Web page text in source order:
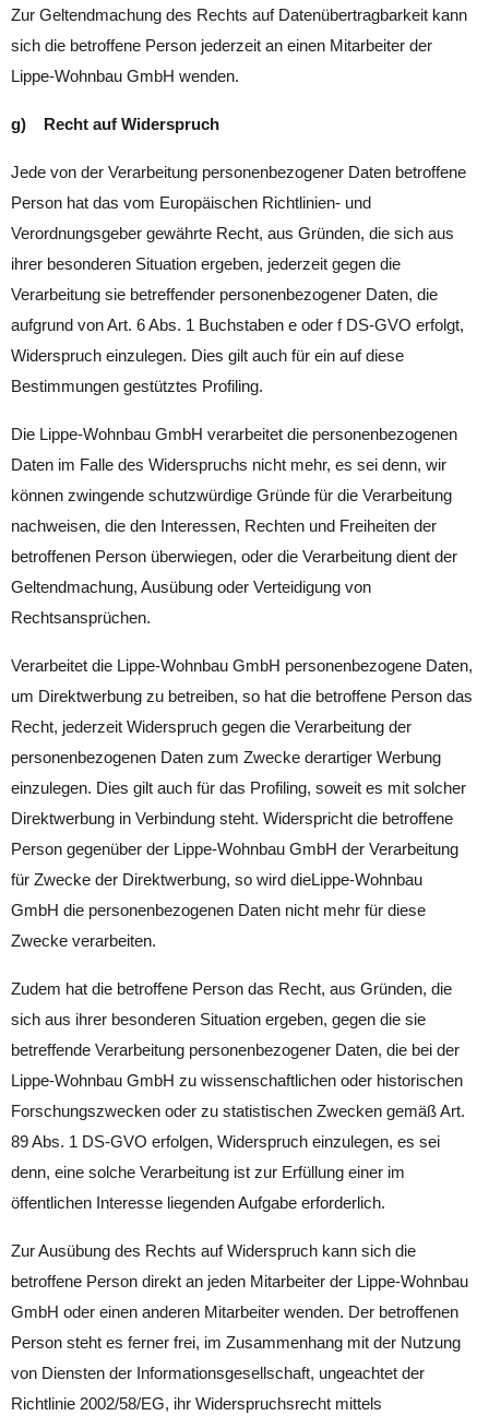
Zur Geltendmachung des Rechts auf Datenübertragbarkeit kann
sich die betroffene Person jederzeit an einen Mitarbeiter der
Lippe-Wohnbau GmbH wenden.
g) Recht auf Widerspruch
Jede von der Verarbeitung personenbezogener Daten betroffene
Person hat das vom Europäischen Richtlinien- und
Verordnungsgeber gewährte Recht, aus Gründen, die sich aus
ihrer besonderen Situation ergeben, jederzeit gegen die
Verarbeitung sie betreffender personenbezogener Daten, die
aufgrund von Art. 6 Abs. 1 Buchstaben e oder f DS-GVO erfolgt,
Widerspruch einzulegen. Dies gilt auch für ein auf diese
Bestimmungen gestütztes Profiling.
Die Lippe-Wohnbau GmbH verarbeitet die personenbezogenen
Daten im Falle des Widerspruchs nicht mehr, es sei denn, wir
können zwingende schutzwürdige Gründe für die Verarbeitung
nachweisen, die den Interessen, Rechten und Freiheiten der
betroffenen Person überwiegen, oder die Verarbeitung dient der
Geltendmachung, Ausübung oder Verteidigung von
Rechtsansprüchen.
Verarbeitet die Lippe-Wohnbau GmbH personenbezogene Daten,
um Direktwerbung zu betreiben, so hat die betroffene Person das
Recht, jederzeit Widerspruch gegen die Verarbeitung der
personenbezogenen Daten zum Zwecke derartiger Werbung
einzulegen. Dies gilt auch für das Profiling, soweit es mit solcher
Direktwerbung in Verbindung steht. Widerspricht die betroffene
Person gegenüber der Lippe-Wohnbau GmbH der Verarbeitung
für Zwecke der Direktwerbung, so wird dieLippe-Wohnbau
GmbH die personenbezogenen Daten nicht mehr für diese
Zwecke verarbeiten.
Zudem hat die betroffene Person das Recht, aus Gründen, die
sich aus ihrer besonderen Situation ergeben, gegen die sie
betreffende Verarbeitung personenbezogener Daten, die bei der
Lippe-Wohnbau GmbH zu wissenschaftlichen oder historischen
Forschungszwecken oder zu statistischen Zwecken gemäß Art.
89 Abs. 1 DS-GVO erfolgen, Widerspruch einzulegen, es sei
denn, eine solche Verarbeitung ist zur Erfüllung einer im
öffentlichen Interesse liegenden Aufgabe erforderlich.
Zur Ausübung des Rechts auf Widerspruch kann sich die
betroffene Person direkt an jeden Mitarbeiter der Lippe-Wohnbau
GmbH oder einen anderen Mitarbeiter wenden. Der betroffenen
Person steht es ferner frei, im Zusammenhang mit der Nutzung
von Diensten der Informationsgesellschaft, ungeachtet der
Richtlinie 2002/58/EG, ihr Widerspruchsrecht mittels